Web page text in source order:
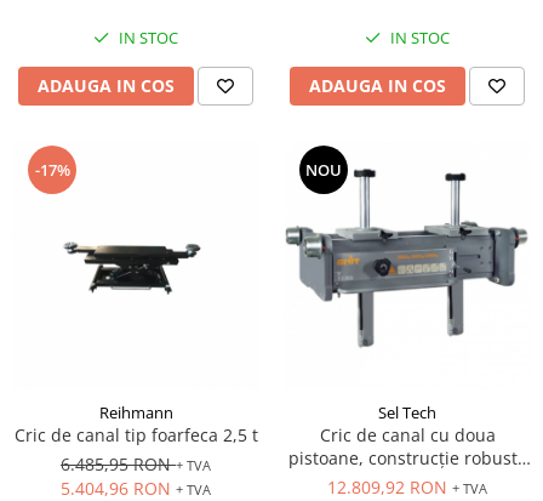
IN STOC
ADAUGA IN COS
IN STOC
ADAUGA IN COS
-17%
Reihmann
Cric de canal tip foarfeca 2,5 t
6.485,95 RON+ TVA
5.404,96 RON + TVA
NOU
Sel Tech
Cric de canal cu doua
pistoane, construcție robustă
și sistem de revenire
12.809,92 RON + TVA